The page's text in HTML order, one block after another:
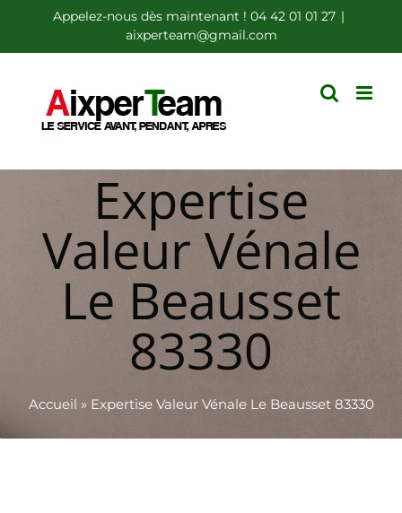
au
contenu
Appelez-nous dès maintenant ! 04 42 01 01 27 |
aixperteam@gmail.com
Expertise
Valeur Vénale
Le Beausset
83330
Accueil » Expertise Valeur Vénale Le Beausset 83330